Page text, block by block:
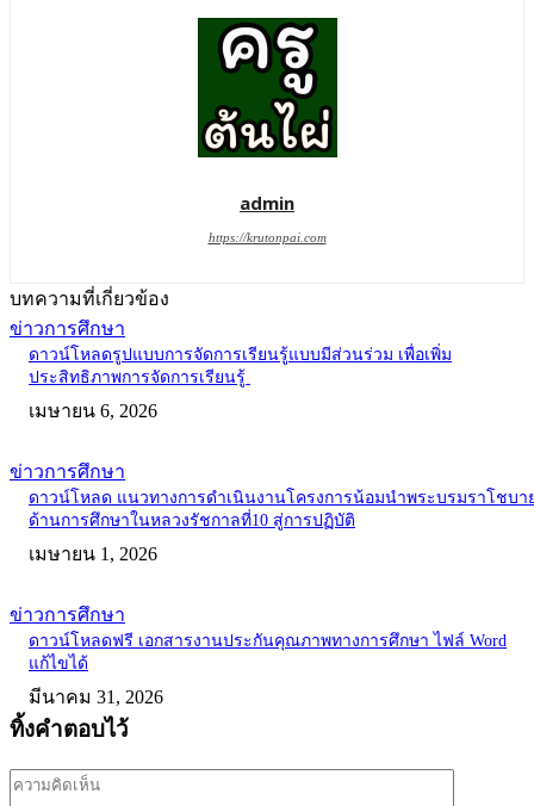
admin
https://krutonpai.com
บทความที่เกี่ยวข้อง
ข่าวการศึกษา
ดาวน์โหลดรูปแบบการจัดการเรียนรู้แบบมีส่วนร่วม เพื่อเพิ่ม
ประสิทธิภาพการจัดการเรียนรู้
เมษายน 6, 2026
ข่าวการศึกษา
ดาวน์โหลด แนวทางการดำเนินงานโครงการน้อมนำพระบรมราโชบา
ด้านการศึกษาในหลวงรัชกาลที่10 สู่การปฏิบัติ
เมษายน 1, 2026
ข่าวการศึกษา
ดาวน์โหลดฟรี เอกสารงานประกันคุณภาพทางการศึกษา ไฟล์ Word
แก้ไขได้
มีนาคม 31, 2026
ทิ้งคำตอบไว้